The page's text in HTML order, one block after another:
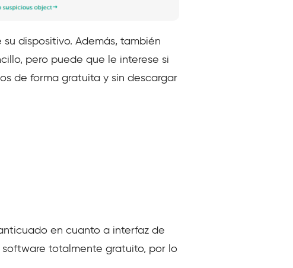
dispositivo. Además, también
pero puede que le interese si
de forma gratuita y sin descargar
en cuanto a interfaz de
software totalmente gratuito, por lo